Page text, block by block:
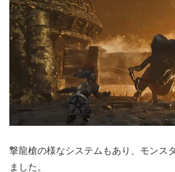
撃龍槍の様なシステムもあり、モンス
ました。